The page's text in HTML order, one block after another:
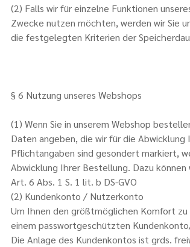
(2) Falls wir für einzelne Funktionen
Zwecke nutzen möchten, werden wir Sie
die festgelegten Kriterien der
§ 6 Nutzung unseres Webshops
(1) Wenn Sie in unserem Webshop
Daten angeben, die wir für die
Pflichtangaben sind gesondert markiert,
Abwicklung Ihrer Bestellung. Dazu
Art. 6 Abs. 1 S. 1 lit. b DS-GVO
(2) Kundenkonto / Nutzerkonto
Um Ihnen den größtmöglichen Komfort
einem passwortgeschützten
Die Anlage des Kundenkontos ist grds.